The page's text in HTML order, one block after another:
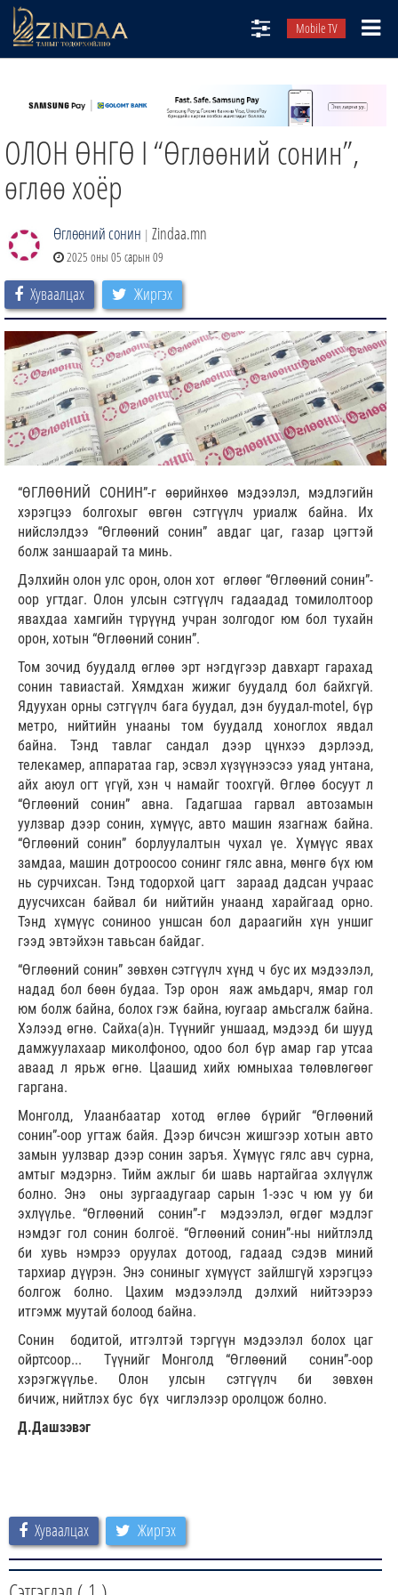
Mobile TV
ТВ8
ӨГЛӨӨНИЙ СОНИН
ОЛОН ӨНГӨ I “Өглөөний сонин”,
өглөө хоёр
Өглөөний сонин | Zindaa.mn
2025 оны 05 сарын 09
Хуваалцах Жиргэх
“ӨГЛӨӨНИЙ СОНИН”-г өөрийнхөө мэдээлэл, мэдлэгийн
хэрэгцээ болгохыг өвгөн сэтгүүлч уриалж байна. Их
нийслэлдээ “Өглөөний сонин” авдаг цаг, газар цэгтэй
болж заншаарай та минь.
Дэлхийн олон улс орон, олон хот өглөөг “Өглөөний сонин”-
оор угтдаг. Олон улсын сэтгүүлч гадаадад томилолтоор
явахдаа хамгийн түрүүнд учран золгодог юм бол тухайн
орон, хотын “Өглөөний сонин”.
Том зочид буудалд өглөө эрт нэгдүгээр давхарт гарахад
сонин тавиастай. Хямдхан жижиг буудалд бол байхгүй.
Ядуухан орны сэтгүүлч бага буудал, дэн буудал-motel, бүр
метро, нийтийн унааны том буудалд хоноглох явдал
байна. Тэнд тавлаг сандал дээр цүнхээ дэрлээд,
телекамер, аппаратаа гар, эсвэл хүзүүнээсээ уяад унтана,
айх аюул огт үгүй, хэн ч намайг тоохгүй. Өглөө босуут л
“Өглөөний сонин” авна. Гадагшаа гарвал автозамын
уулзвар дээр сонин, хүмүүс, авто машин язагнаж байна.
“Өглөөний сонин” борлуулалтын чухал үе. Хүмүүс явах
замдаа, машин дотроосоо сонинг гялс авна, мөнгө бүх юм
нь сурчихсан. Тэнд тодорхой цагт зараад дадсан учраас
дуусчихсан байвал би нийтийн унаанд харайгаад орно.
Тэнд хүмүүс сониноо уншсан бол дараагийн хүн уншиг
гээд эвтэйхэн тавьсан байдаг.
“Өглөөний сонин” зөвхөн сэтгүүлч хүнд ч бус их мэдээлэл,
надад бол бөөн будаа. Тэр орон яаж амьдарч, ямар гол
юм болж байна, болох гэж байна, юугаар амьсгалж байна.
Хэлээд өгнө. Сайха(а)н. Түүнийг уншаад, мэдээд би шууд
дамжуулахаар миколфоноо, одоо бол бүр амар гар утсаа
аваад л ярьж өгнө. Цаашид хийх юмныхаа төлөвлөгөөг
гаргана.
Монголд, Улаанбаатар хотод өглөө бүрийг “Өглөөний
сонин”-оор угтаж байя. Дээр бичсэн жишгээр хотын авто
замын уулзвар дээр сонин заръя. Хүмүүс гялс авч сурна,
амтыг мэдэрнэ. Тийм ажлыг би шавь нартайгаа эхлүүлж
болно. Энэ оны зургаадугаар сарын 1-ээс ч юм уу би
эхлүүлье. “Өглөөний сонин”-г мэдээлэл, өгдөг мэдлэг
нэмдэг гол сонин болгоё. “Өглөөний сонин”-ны нийтлэлд
би хувь нэмрээ оруулах дотоод, гадаад сэдэв миний
тархиар дүүрэн. Энэ сониныг хүмүүст зайлшгүй хэрэгцээ
болгож болно. Цахим мэдээлэлд дэлхий нийтээрээ
итгэмж муутай болоод байна.
Сонин бодитой, итгэлтэй тэргүүн мэдээлэл болох цаг
ойртсоор... Түүнийг Монголд “Өглөөний сонин”-оор
хэрэгжүүлье. Олон улсын сэтгүүлч би зөвхөн
бичиж, нийтлэх бус бүх чиглэлээр оролцож болно.
Д.Дашзэвэг
Хуваалцах Жиргэх